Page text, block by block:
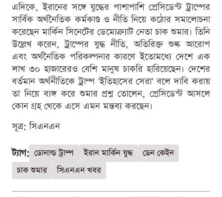
এদিকে, ইরানের সঙ্গে যুদ্ধের পাশাপাশি প্রেসিডেন্ট ট্রাম্পের
সার্বিক অর্থনৈতিক কর্মকাণ্ড ও নীতি নিয়ে কঠোর সমালোচনা
করেছেন মার্কিন সিনেটের ডেমোক্র্যাট নেতা চাক শুমার। তিনি
উল্লেখ করেন, ট্রাম্পের যুদ্ধ নীতি, অতিরিক্ত শুল্ক আরোপ
এবং অর্থনৈতিক পরিকল্পনার কারণে ইতোমধ্যে দেশে এক
লাখ ৩০ হাজারেরও বেশি মানুষ চাকরি হারিয়েছেন। দেশের
বর্তমান অর্থনীতিকে ট্রাম্প 'ইতিহাসের সেরা' বলে দাবি করায়
তা নিয়ে ব্যঙ্গ করে শুমার প্রশ্ন তোলেন, প্রেসিডেন্ট আসলে
কোন গ্রহ থেকে এসে এমন মন্তব্য করছেন।
সূত্র: সিএনএন
ট্যাগ: ডোনাল্ড ট্রাম্প ইরান মার্কিন যুদ্ধ
ডেন কেইন
চাক শুমার
সিএনএন খবর